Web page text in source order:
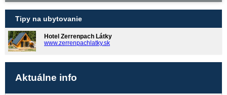
Tipy na ubytovanie
Hotel Zerrenpach Látky
www.zerrenpachlatky.sk
Aktuálne info